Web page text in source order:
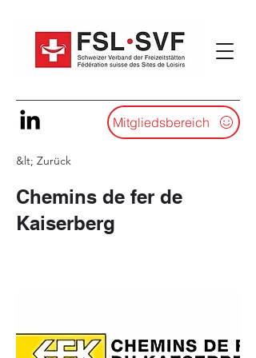
Mitgliedsbereich
&lt; Zurück
Chemins de fer de
Kaiserberg